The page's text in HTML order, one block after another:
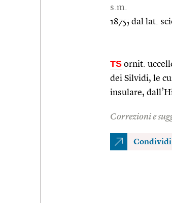
s.m.
1875; dal lat.
TS ornit.
dei Silvidi, le
insulare,
Correzioni e
Condividi